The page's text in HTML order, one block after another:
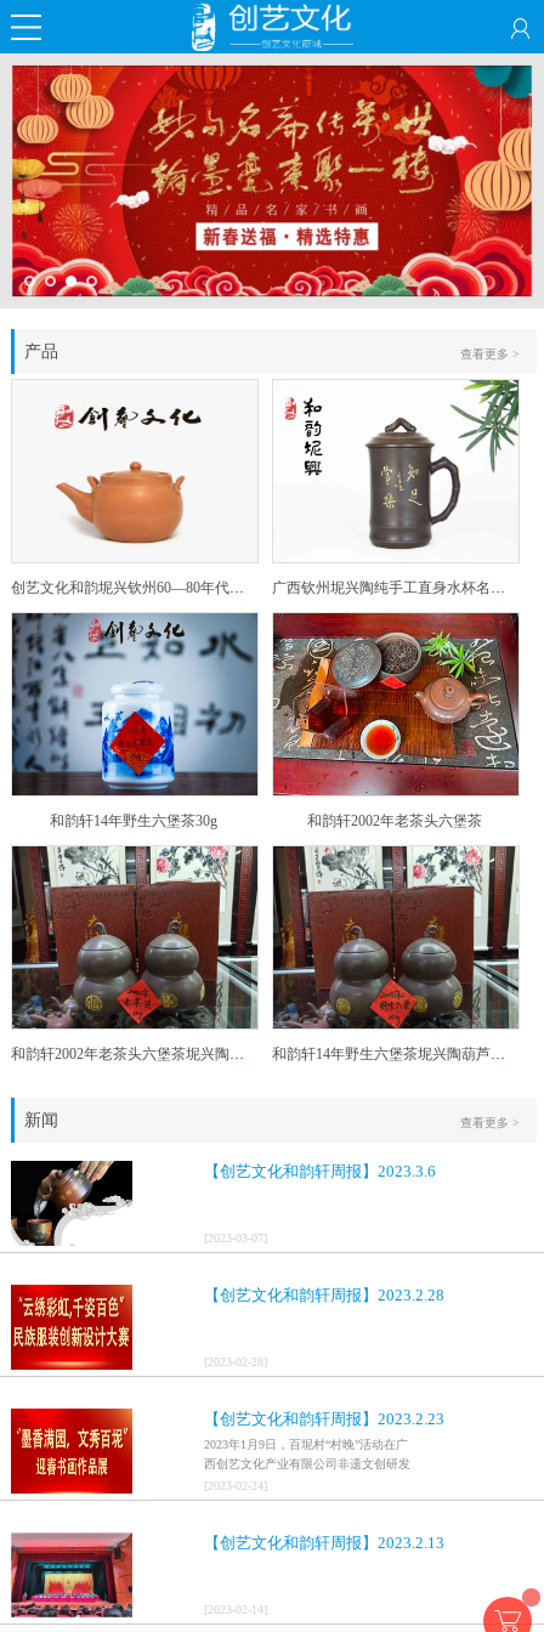
产品 查看更多 >
创艺文化和韵坭兴钦州60—80年代坭兴陶老壶——玉奎壶 广西钦州坭兴陶纯手工直身水杯名家陶瓷大师紫砂建水紫陶
和韵轩14年野生六堡茶30g 和韵轩2002年老茶头六堡茶
和韵轩2002年老茶头六堡茶坭兴陶葫芦茶罐 和韵轩14年野生六堡茶坭兴陶葫芦茶罐
新闻
【创艺文化和韵轩周报】2023.3.6
[2023-03-07]
【创艺文化和韵轩周报】2023.2.28
[2023-02-28]
【创艺文化和韵轩周报】2023.2.23
2023年1月9日，百坭村“村晚”活动在广
西创艺文化产业有限公司非遗文创研发
基地、百色市乐业县百坭壮族织布技艺
传承创意基地正式开启，活动紧扣“启航
村特色设计舞美，突出乡村文艺新体
[2023-02-24]
【创艺文化和韵轩周报】2023.2.13
[2023-02-14]
查看更多 >